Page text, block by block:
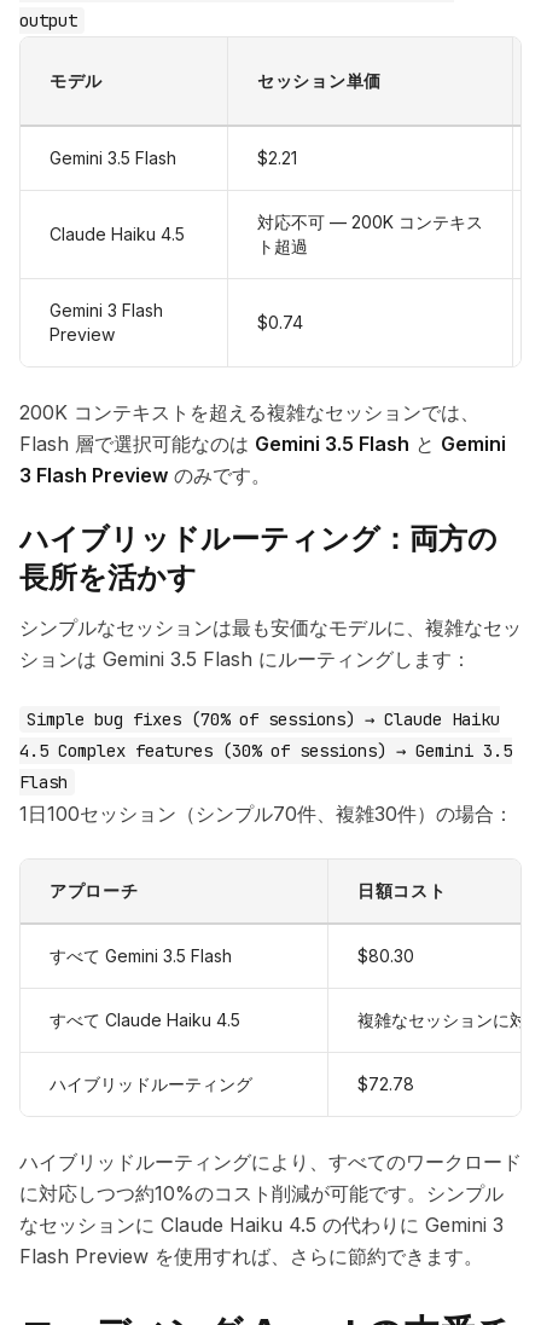
output
モデル セッション単価
Gemini 3.5 Flash $2.21
Claude Haiku 4.5
対応不可 — 200K コンテキス
ト超過
Gemini 3 Flash
Preview
$0.74
200K コンテキストを超える複雑なセッションでは、
Flash 層で選択可能なのは Gemini 3.5 Flash と Gemini
3 Flash Preview のみです。
ハイブリッドルーティング：両方の
長所を活かす
シンプルなセッションは最も安価なモデルに、複雑なセッ
ションは Gemini 3.5 Flash にルーティングします：
Simple bug fixes (70% of sessions) → Claude Haiku
4.5 Complex features (30% of sessions) → Gemini 3.5
Flash
1日100セッション（シンプル70件、複雑30件）の場合：
アプローチ 日額コスト
すべて Gemini 3.5 Flash $80.30
すべて Claude Haiku 4.5 複雑なセッションに対
ハイブリッドルーティング $72.78
ハイブリッドルーティングにより、すべてのワークロード
に対応しつつ約10%のコスト削減が可能です。シンプル
なセッションに Claude Haiku 4.5 の代わりに Gemini 3
Flash Preview を使用すれば、さらに節約できます。